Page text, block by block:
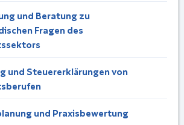
und Beratung zu
Fragen des
und Steuererklärungen von
und Praxisbewertung